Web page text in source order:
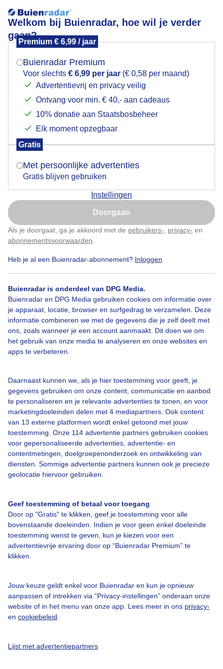
Welkom bij Buienradar, hoe wil je verder
gaan?
Premium € 6,99 / jaar
Buienradar Premium
Voor slechts € 6,99 per jaar (€ 0,58 per maand)
Advertentievrij en privacy veilig
Ontvang voor min. € 40,- aan cadeaus
10% donatie aan Staatsbosbeheer
Elk moment opzegbaar
Gratis
Met persoonlijke advertenties
Gratis blijven gebruiken
Instellingen
Doorgaan
Als je doorgaat, ga je akkoord met de gebruikers- privacy- en
abonnementsvoorwaarden
Heb je al een Buienradar-abonnement? Inloggen
Buienradar is onderdeel van DPG Media.
Buienradar en DPG Media gebruiken cookies om informatie over
je apparaat, locatie, browser en surfgedrag te verzamelen. Deze
informatie combineren we met de gegevens die je zelf deelt met
ons, zoals wanneer je een account aanmaakt. Dit doen we om
het gebruik van onze media te analyseren en onze websites en
apps te verbeteren.
Daarnaast kunnen we, als je hier toestemming voor geeft, je
gegevens gebruiken om onze content, communicatie en aanbod
te personaliseren en je relevante advertenties te tonen, en voor
marketingdoeleinden delen met 4 mediapartners. Ook content
van 13 externe platformen wordt enkel getoond met jouw
toestemming. Onze 114 advertentie partners gebruiken cookies
voor gepersonaliseerde advertenties, advertentie- en
contentmetingen, doelgroepenonderzoek en ontwikkeling van
diensten. Sommige advertentie partners kunnen ook je precieze
geolocatie hiervoor gebruiken.
Geef toestemming of betaal voor toegang
Door op "Gratis" te klikken, geef je toestemming voor alle
bovenstaande doeleinden. Indien je voor geen enkel doeleinde
toestemming wenst te geven, kun je kiezen voor een
advertentievrije ervaring door op “Buienradar Premium” te
klikken.
Jouw keuze geldt enkel voor Buienradar en kun je opnieuw
aanpassen of intrekken via “Privacy-instellingen” onderaan onze
website of in het menu van onze app. Lees meer in ons privacy-
en cookiebeleid
Lijst met advertentiepartners
Zonopkomst bij Noordzeekanaal
Noordzeekanaal vanmorgen vroeg
Door: Jos Hendriks Gemaakt: 11-06-2026, 55x bekeken
Windmolen Wolken
Een moment geduld aub...
Over Buienradar
Bedrijfsgegevens
Veelgestelde vragen
Toegankelijkheid
Gebruikersvoorwaarden
Adverteren
Buienradar Team
Cookie beleid
Privacy instellingen
Gratis weerdata
@BuienradarNL
Mogen we je locatie gebruiken voor het
Indien je hier nog geen akkoord op hebt gegeven,
verschijnt er zo een pop-up uit je browser waarin
Is goed, toon de popup
Nu niet, misschien later
Klik hierom dit aan te passen